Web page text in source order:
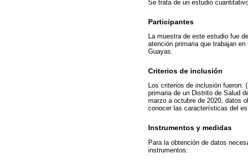
Se trata de un estudio
Participantes
La muestra de este estudio fue
atención primaria que trabajan
Guayas.
Criterios de inclusión
Los criterios de inclusión fueron:
primaria de un Distrito de Salud
marzo a octubre de 2020, datos
conocer las características del
Instrumentos y medidas
Para la obtención de datos
instrumentos: